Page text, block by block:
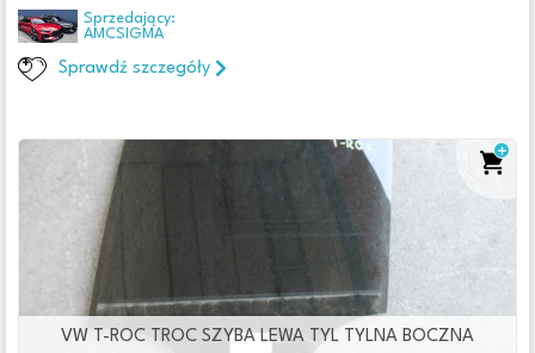
Sprzedający:
AMCSIGMA
Sprawdź szczegóły
VW T-ROC TROC SZYBA LEWA TYL TYLNA BOCZNA